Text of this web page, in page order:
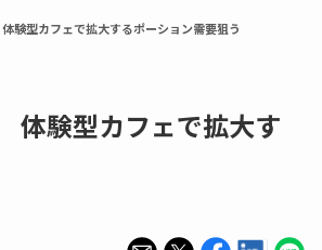
験型カフェで拡大するポーション需要狙う
体験型カフェで拡大す